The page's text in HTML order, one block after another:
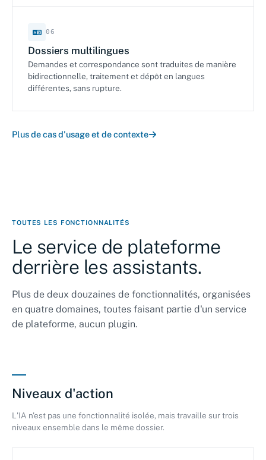
06
Dossiers multilingues
Demandes et correspondance sont traduites de manière
bidirectionnelle, traitement et dépôt en langues
différentes, sans rupture.
Plus de cas d'usage et de contexte
TOUTES LES FONCTIONNALITÉS
Le service de plateforme
derrière les assistants.
Plus de deux douzaines de fonctionnalités, organisées
en quatre domaines, toutes faisant partie d'un service
de plateforme, aucun plugin.
Niveaux d'action
L'IA n'est pas une fonctionnalité isolée, mais travaille sur trois
niveaux ensemble dans le même dossier.